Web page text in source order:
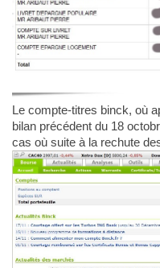
Le compte-titres binck, où
bilan précédent du 18
cas où suite à la rechute